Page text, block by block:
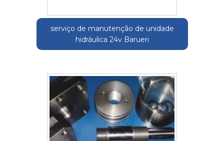
serviço de manutenção de unidade
hidráulica 24v Barueri